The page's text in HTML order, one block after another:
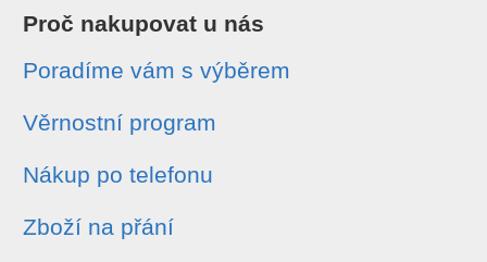
Proč nakupovat u nás
Poradíme vám s výběrem
Věrnostní program
Nákup po telefonu
Zboží na přání